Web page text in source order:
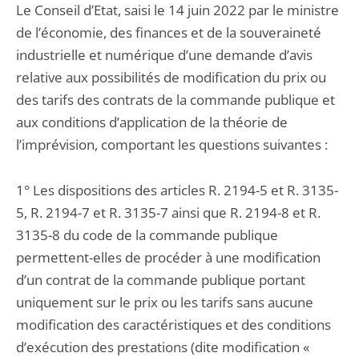
Le Conseil d’Etat, saisi le 14 juin 2022 par le ministre
de l’économie, des finances et de la souveraineté
industrielle et numérique d’une demande d’avis
relative aux possibilités de modification du prix ou
des tarifs des contrats de la commande publique et
aux conditions d’application de la théorie de
l’imprévision, comportant les questions suivantes :
1° Les dispositions des articles R. 2194-5 et R. 3135-
5, R. 2194-7 et R. 3135-7 ainsi que R. 2194-8 et R.
3135-8 du code de la commande publique
permettent-elles de procéder à une modification
d’un contrat de la commande publique portant
uniquement sur le prix ou les tarifs sans aucune
modification des caractéristiques et des conditions
d’exécution des prestations (dite modification «